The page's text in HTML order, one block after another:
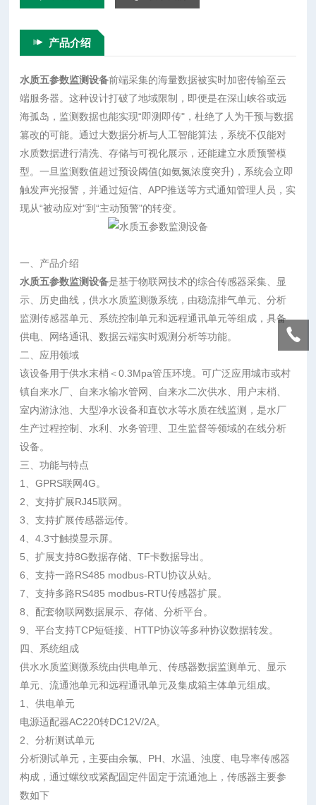
产品介绍
水质五参数监测设备前端采集的海量数据被实时加密传输至云
端服务器。这种设计打破了地域限制，即便是在深山峡谷或远
海孤岛，监测数据也能实现“即测即传"，杜绝了人为干预与数据
篡改的可能。通过大数据分析与人工智能算法，系统不仅能对
水质数据进行清洗、存储与可视化展示，还能建立水质预警模
型。一旦监测数值超过预设阈值(如氨氮浓度突升)，系统会立即
触发声光报警，并通过短信、APP推送等方式通知管理人员，实
现从“被动应对"到“主动预警"的转变。
一、产品介绍
水质五参数监测设备是基于物联网技术的综合传感器采集、显
示、历史曲线，供水水质监测微系统，由稳流排气单元、分析
监测传感器单元、系统控制单元和远程通讯单元等组成，具备
供电、网络通讯、数据云端实时观测分析等功能。
二、应用领域
该设备用于供水末梢＜0.3Mpa管压环境。可广泛应用城市或村
镇自来水厂、自来水输水管网、自来水二次供水、用户末梢、
室内游泳池、大型净水设备和直饮水等水质在线监测，是水厂
生产过程控制、水利、水务管理、卫生监督等领域的在线分析
设备。
三、功能与特点
1、GPRS联网4G。
2、支持扩展RJ45联网。
3、支持扩展传感器远传。
4、4.3寸触摸显示屏。
5、扩展支持8G数据存储、TF卡数据导出。
6、支持一路RS485 modbus-RTU协议从站。
7、支持多路RS485 modbus-RTU传感器扩展。
8、配套物联网数据展示、存储、分析平台。
9、平台支持TCP短链接、HTTP协议等多种协议数据转发。
四、系统组成
供水水质监测微系统由供电单元、传感器数据监测单元、显示
单元、流通池单元和远程通讯单元及集成箱主体单元组成。
1、供电单元
电源适配器AC220转DC12V/2A。
2、分析测试单元
分析测试单元，主要由余氯、PH、水温、浊度、电导率传感器
构成，通过螺纹或紧配固定件固定于流通池上，传感器主要参
数如下